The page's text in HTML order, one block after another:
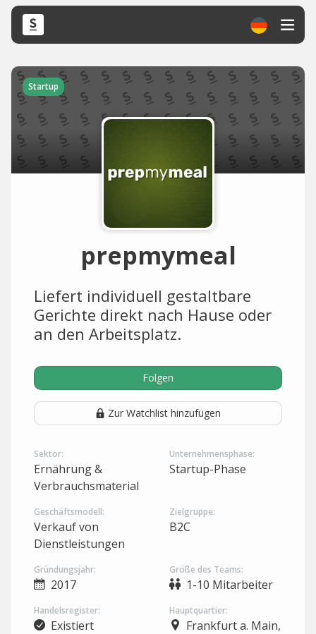
Startup
prepmymeal
Liefert individuell gestaltbare
Gerichte direkt nach Hause oder
an den Arbeitsplatz.
Folgen
Zur Watchlist hinzufügen
Sektor:
Ernährung &
Verbrauchsmaterial
Unternehmensphase:
Startup-Phase
Geschäftsmodell:
Verkauf von
Dienstleistungen
Zielgruppe:
B2C
Gründungsjahr:
2017
Größe des Teams:
1-10 Mitarbeiter
Handelsregister:
Existiert
Hauptquartier:
Frankfurt a. Main,